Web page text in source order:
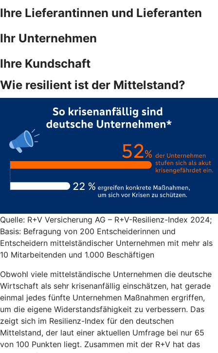
Ihre Lieferantinnen und Lieferanten
Ihr Unternehmen
Ihre Kundschaft
Wie resilient ist der Mittelstand?
Quelle: R+V Versicherung AG – R+V-Resilienz-Index 2024;
Basis: Befragung von 200 Entscheiderinnen und
Entscheidern mittelständischer Unternehmen mit mehr als
10 Mitarbeitenden und 1.000 Beschäftigen
Obwohl viele mittelständische Unternehmen die deutsche
Wirtschaft als sehr krisenanfällig einschätzen, hat gerade
einmal jedes fünfte Unternehmen Maßnahmen ergriffen,
um die eigene Widerstandsfähigkeit zu verbessern. Das
zeigt sich im Resilienz-Index für den deutschen
Mittelstand, der laut einer aktuellen Umfrage bei nur 65
von 100 Punkten liegt. Zusammen mit der R+V hat das